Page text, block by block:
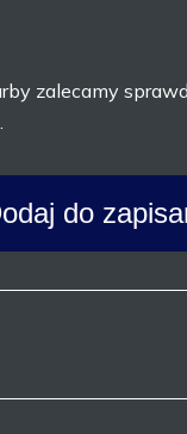
zalecamy
do